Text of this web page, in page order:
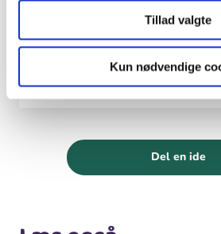
Tillad valgte
Kun nødvendige
kopiark_toemmer_0.doc
kopiark_lister.doc
Del en ide